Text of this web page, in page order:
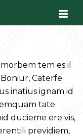
tem es il
Caterfe
inatius ignam id
tate
ducieme ere vis,
previdiem,